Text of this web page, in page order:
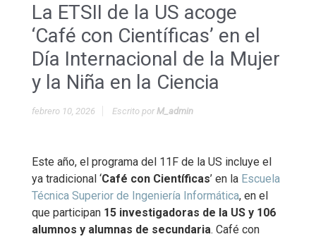
La ETSII de la US acoge
‘Café con Científicas’ en el
Día Internacional de la Mujer
y la Niña en la Ciencia
febrero 10, 2026 Escrito porM_admin
Este año, el programa del 11F de la US incluye el
ya tradicional ‘Café con Científicas’ en la Escuela
Técnica Superior de Ingeniería Informática, en el
que participan 15 investigadoras de la US y 106
alumnos y alumnas de secundaria. Café con